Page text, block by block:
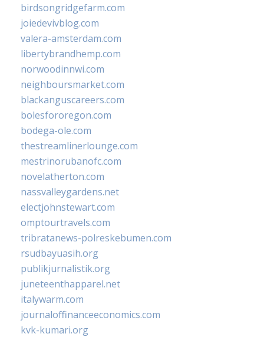
birdsongridgefarm.com
joiedevivblog.com
valera-amsterdam.com
libertybrandhemp.com
norwoodinnwi.com
neighboursmarket.com
blackanguscareers.com
bolesfororegon.com
bodega-ole.com
thestreamlinerlounge.com
mestrinorubanofc.com
novelatherton.com
nassvalleygardens.net
electjohnstewart.com
omptourtravels.com
tribratanews-polreskebumen.com
rsudbayuasih.org
publikjurnalistik.org
juneteenthapparel.net
italywarm.com
journaloffinanceeconomics.com
kvk-kumari.org